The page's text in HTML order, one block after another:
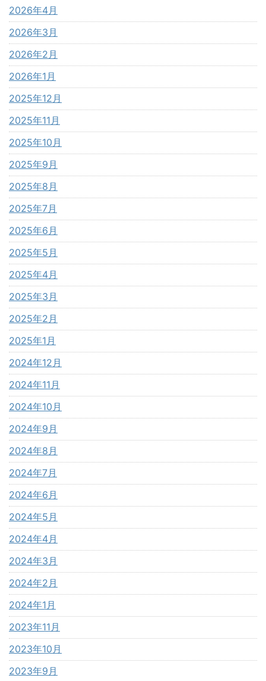
2026年4月
2026年3月
2026年2月
2026年1月
2025年12月
2025年11月
2025年10月
2025年9月
2025年8月
2025年7月
2025年6月
2025年5月
2025年4月
2025年3月
2025年2月
2025年1月
2024年12月
2024年11月
2024年10月
2024年9月
2024年8月
2024年7月
2024年6月
2024年5月
2024年4月
2024年3月
2024年2月
2024年1月
2023年11月
2023年10月
2023年9月